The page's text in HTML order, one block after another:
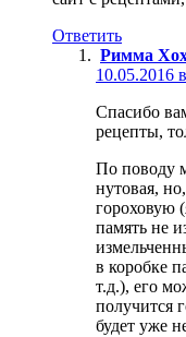
Ответить
Римма
10.05.2016
Спасибо
рецепты,
По поводу
нутовая,
гороховую
память не
в коробке
т.д.), его
получится
будет уже